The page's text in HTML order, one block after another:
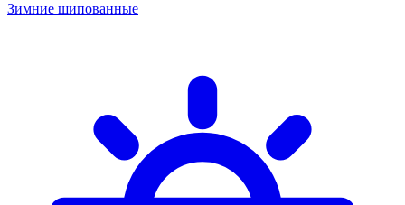
Зимние шипованные